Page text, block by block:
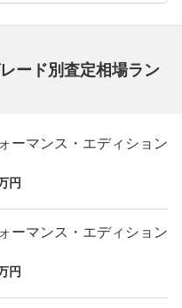
ード別査定相場ラン
ーマンス・エディション
円
ーマンス・エディション
円